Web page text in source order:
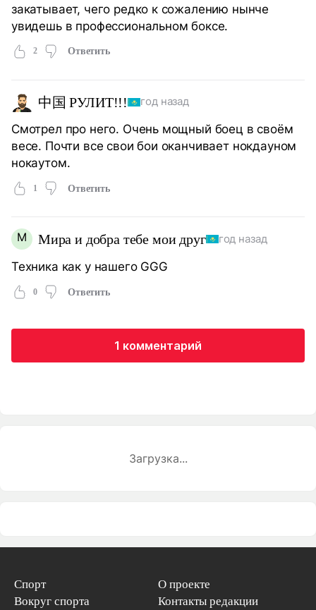
закатывает, чего редко к сожалению нынче
увидешь в профессиональном боксе.
2 Ответить
中国 РУЛИТ!!! год назад
Смотрел про него. Очень мощный боец в своём
весе. Почти все свои бои оканчивает нокдауном
нокаутом.
1 Ответить
М Мира и добра тебе мои друг год назад
Техника как у нашего GGG
0 Ответить
1 комментарий
Загрузка...
Спорт
Вокруг спорта
О проекте
Контакты редакции